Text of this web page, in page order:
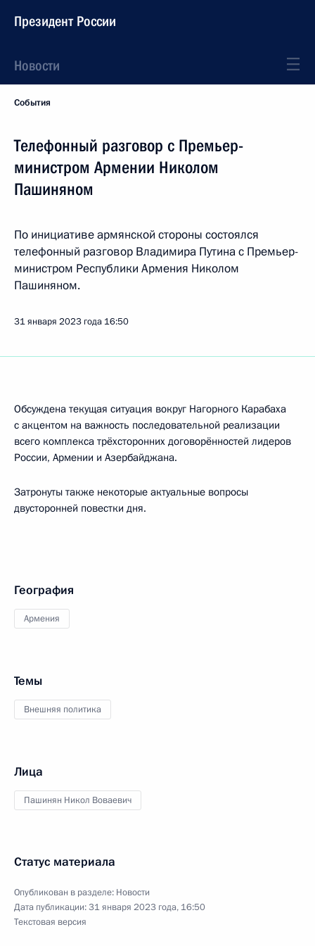
Президент России
Новости
События
Телефонный разговор с Премьер-
министром Армении Николом
Пашиняном
По инициативе армянской стороны состоялся
телефонный разговор Владимира Путина с Премьер-
министром Республики Армения Николом
Пашиняном.
31 января 2023 года 16:50
Обсуждена текущая ситуация вокруг Нагорного Карабаха
с акцентом на важность последовательной реализации
всего комплекса трёхсторонних договорённостей лидеров
России, Армении и Азербайджана.
Затронуты также некоторые актуальные вопросы
двусторонней повестки дня.
География
Армения
Темы
Внешняя политика
Лица
Пашинян Никол Воваевич
Статус материала
Опубликован в разделе: Новости
Дата публикации:31 января 2023 года, 16:50
Текстовая версия